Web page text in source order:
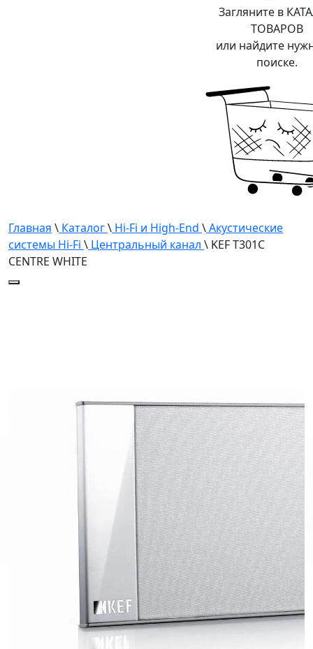
Загляните в
ТОВАРОВ
или найдите
поиске.
Главная \ Каталог\ Hi-Fi и High-End \Акустические
системы Hi-Fi \ Центральный канал \ KEF T301C
CENTRE WHITE